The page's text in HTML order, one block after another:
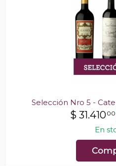
Selección Nro 5 -
$ 31.41000
En